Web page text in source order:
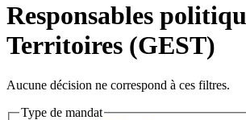
Responsables
Territoires (GEST)
Aucune décision ne correspond à ces filtres.
Type de mandat